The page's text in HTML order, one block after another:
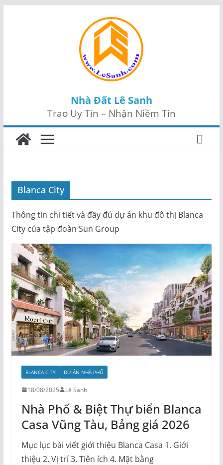
Nhà Đất Lê Sanh
Trao Uy Tín – Nhận Niềm Tin
Blanca City
Thông tin chi tiết và đầy đủ dự án khu đô thị Blanca
City của tập đoàn Sun Group
BLANCA CITY DỰ ÁN NHÀ PHỐ
18/08/2025 Lê Sanh
Nhà Phố & Biệt Thự biển Blanca
Casa Vũng Tàu, Bảng giá 2026
Mục lục bài viết giới thiệu Blanca Casa 1. Giới
thiệu 2. Vị trí 3. Tiện ích 4. Mặt bằng